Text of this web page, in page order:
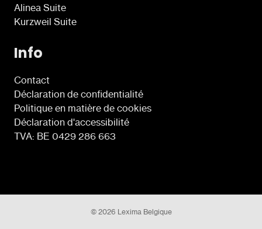
Alinea Suite
Kurzweil Suite
Info
Contact
Déclaration de confidentialité
Politique en matière de cookies
Déclaration d'accessibilité
TVA: BE 0429 286 663
© 2026 Lexima Belgique